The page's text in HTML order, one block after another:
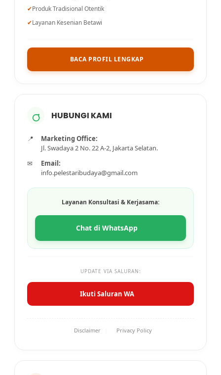
✔Produk Tradisional Otentik
✔Layanan Kesenian Betawi
BACA PROFIL LENGKAP
HUBUNGI KAMI
📍
Marketing Office:
Jl. Swadaya 2 No. 22 A-2, Jakarta Selatan.
✉
Email:
info.pelestaribudaya@gmail.com
Layanan Konsultasi & Kerjasama:
Chat di WhatsApp
UPDATE VIA SALURAN:
Ikuti Saluran WA
Disclaimer Privacy Policy